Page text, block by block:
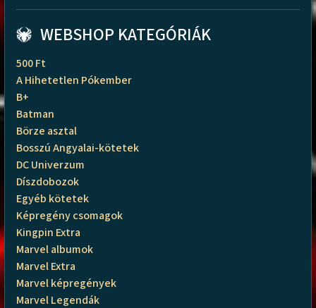
WEBSHOP KATEGÓRIÁK
500 Ft
A Hihetetlen Pókember
B+
Batman
Börze asztal
Bosszú Angyalai-kötetek
DC Univerzum
Díszdobozok
Egyéb kötetek
Képregény csomagok
Kingpin Extra
Marvel albumok
Marvel Extra
Marvel képregények
Marvel Legendák